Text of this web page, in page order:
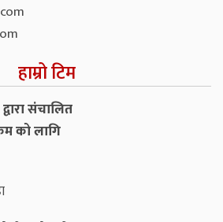
हाम्रो टिम
संचालित
को लागि